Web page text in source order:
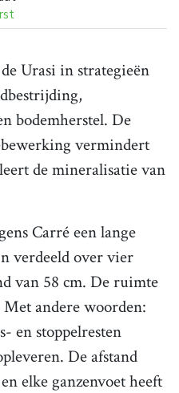
Urasi in strategieën
bodemherstel. De
vermindert
de mineralisatie van
Carré een lange
verdeeld over vier
van 58 cm. De ruimte
andere woorden:
en stoppelresten
De afstand
elke ganzenvoet heeft